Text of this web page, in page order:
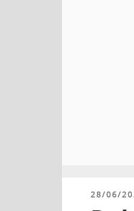
28/06/